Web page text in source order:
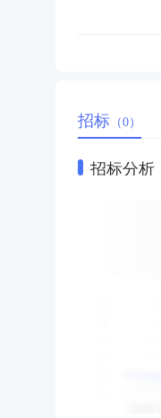
招标 （0）
招标分析